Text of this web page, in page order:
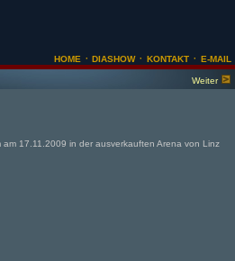
HOME · DIASHOW· KONTAKT · E-MAIL
Weiter
17.11.2009 in der ausverkauften Arena von Linz